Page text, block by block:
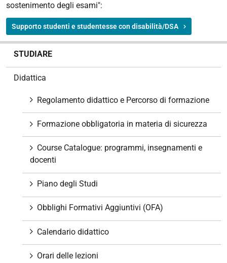
sostenimento degli esami":
Supporto studenti e studentesse con disabilità/DSA
STUDIARE
Didattica
Regolamento didattico e Percorso di formazione
Formazione obbligatoria in materia di sicurezza
Course Catalogue: programmi, insegnamenti e
docenti
Piano degli Studi
Obblighi Formativi Aggiuntivi (OFA)
Calendario didattico
Orari delle lezioni